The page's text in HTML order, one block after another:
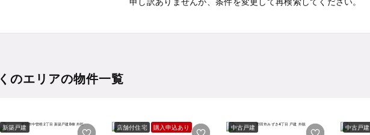
のエリアの物件一覧
新築戸建 店舗付住宅 購入申込あり 中古戸建 中古戸建